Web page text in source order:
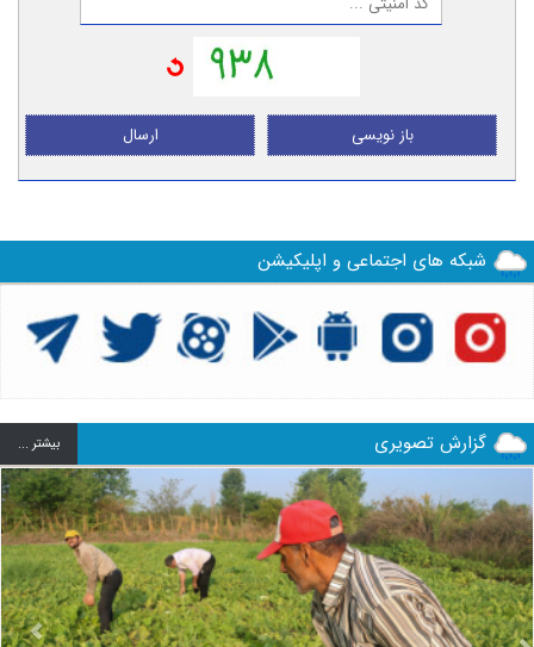
ارسال باز نویسی
شبکه های اجتماعی و اپلیکیشن
گزارش تصویری بيشتر ...